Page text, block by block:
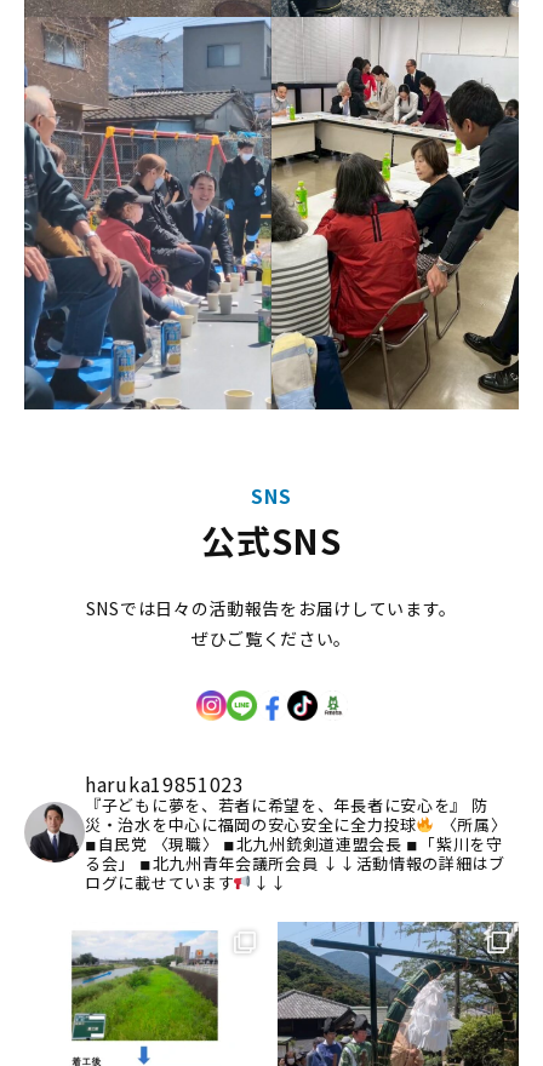
SNS
公式SNS
SNSでは日々の活動報告をお届けしています。
ぜひご覧ください。
haruka19851023
『子どもに夢を、若者に希望を、年長者に安心を』
防
災・治水を中心に福岡の安心安全に全力投球
〈所属〉
◾︎自民党 〈現職〉 ◾︎北九州銃剣道連盟会長 ◾︎「紫川を守
る会」
◾︎北九州青年会議所会員 ↓↓活動情報の詳細はブ
ログに載せています
↓↓